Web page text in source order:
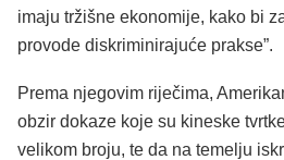
imaju tržišne ekonomije, kako bi
provode diskriminirajuće prakse”.
Prema njegovim riječima,
obzir dokaze koje su kineske
velikom broju, te da na temelju